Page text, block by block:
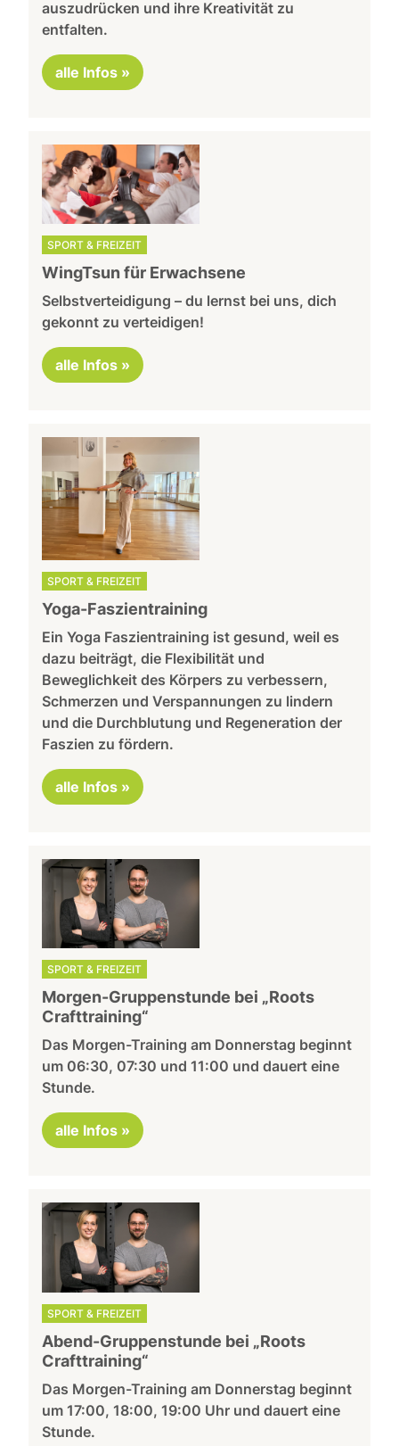
auszudrücken und ihre Kreativität zu
entfalten.
alle Infos »
SPORT & FREIZEIT
WingTsun für Erwachsene
Selbstverteidigung – du lernst bei uns, dich
gekonnt zu verteidigen!
alle Infos »
SPORT & FREIZEIT
Yoga-Faszientraining
Ein Yoga Faszientraining ist gesund, weil es
dazu beiträgt, die Flexibilität und
Beweglichkeit des Körpers zu verbessern,
Schmerzen und Verspannungen zu lindern
und die Durchblutung und Regeneration der
Faszien zu fördern.
alle Infos »
SPORT & FREIZEIT
Morgen-Gruppenstunde bei „Roots
Crafttraining“
Das Morgen-Training am Donnerstag beginnt
um 06:30, 07:30 und 11:00 und dauert eine
Stunde.
alle Infos »
SPORT & FREIZEIT
Abend-Gruppenstunde bei „Roots
Crafttraining“
Das Morgen-Training am Donnerstag beginnt
um 17:00, 18:00, 19:00 Uhr und dauert eine
Stunde.